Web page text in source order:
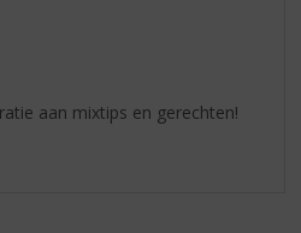
aan mixtips en gerechten!